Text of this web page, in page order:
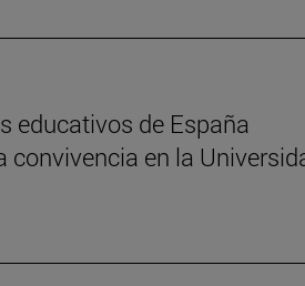
educativos de España
convivencia en la